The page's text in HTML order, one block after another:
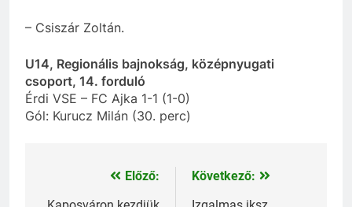
– Csiszár Zoltán.
U14, Regionális bajnokság, középnyugati
csoport, 14. forduló
Érdi VSE – FC Ajka 1-1 (1-0)
Gól: Kurucz Milán (30. perc)
BejegyzésElőző:
Következő: